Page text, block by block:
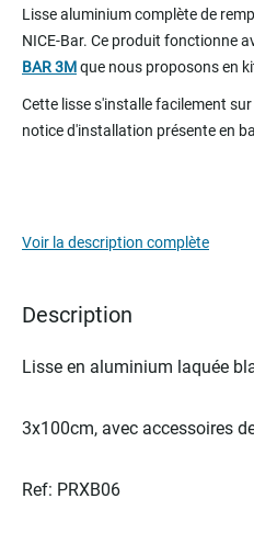
to
the
of
the
images
gallery
Lisse aluminium complète de
NICE-Bar. Ce produit fonctionne
BAR 3Mque nous proposons en
Cette lisse s'installe facilement
notice d'installation présente en
Voir la description complète
Description
Lisse en aluminium laquée
3x100cm, avec accessoires
Ref: PRXB06